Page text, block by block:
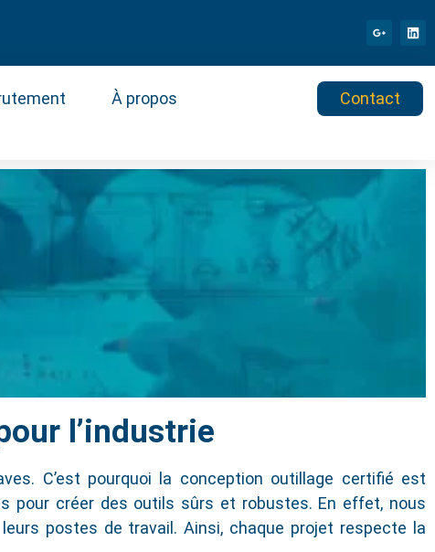
À propos Contact
l’industrie
C’est pourquoi la conception outillage certifié est
pour créer des outils sûrs et robustes. En effet, nous
postes de travail. Ainsi, chaque projet respecte la